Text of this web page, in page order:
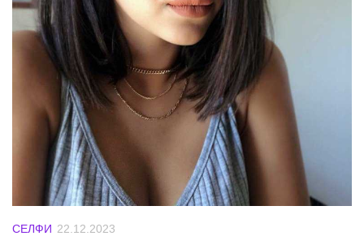
СЕЛФИ 22.12.2023